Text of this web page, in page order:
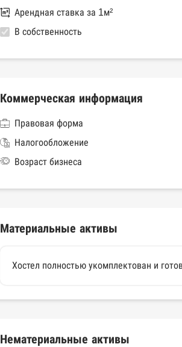
Арендная ставка за 1м²
В собственность
Коммерческая информация
Правовая форма
Налогообложение
Возраст бизнеса
Материальные активы
Хостел полностью укомплектован и
Нематериальные активы